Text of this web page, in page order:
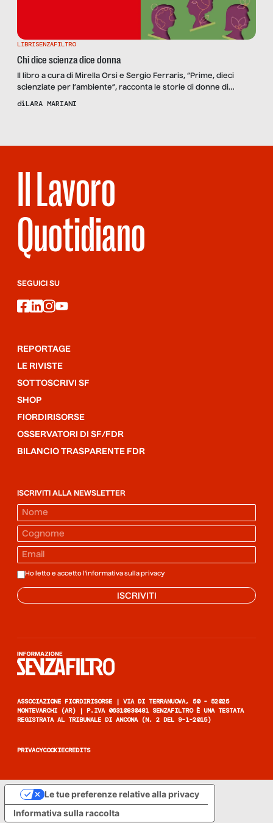
LIBRISENZAFILTRO
Chi dice scienza dice donna
Il libro a cura di Mirella Orsi e Sergio Ferraris, “Prime, dieci
scienziate per l’ambiente”, racconta le storie di donne di
scienza che sono riuscite ad affermarsi in periodi oppressivi. E
diLARA MARIANI
Il Lavoro
Quotidiano
SEGUICI SU
facebook
linkedin
instagram
youtube
REPORTAGE
LE RIVISTE
SOTTOSCRIVI SF
SHOP
FIORDIRISORSE
OSSERVATORI DI SF/FDR
BILANCIO TRASPARENTE FDR
ISCRIVITI ALLA NEWSLETTER
Ho letto e accetto l'informativa sulla privacy
ISCRIVITI
ASSOCIAZIONE FIORDIRISORSE | VIA DI TERRANUOVA, 50 - 52025
MONTEVARCHI (AR) | P.IVA 06310830481 SENZAFILTRO È UNA TESTATA
REGISTRATA AL TRIBUNALE DI ANCONA (N. 2 DEL 9-1-2015)
PRIVACYCOOKIECREDITS
Informativa sulla raccolta
Le tue preferenze relative alla privacy